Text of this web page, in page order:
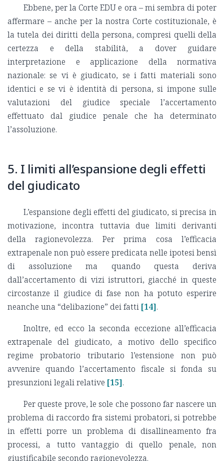
Ebbene, per la Corte EDU e ora – mi sembra di poter
affermare – anche per la nostra Corte costituzionale, è
la tutela dei diritti della persona, compresi quelli della
certezza e della stabilità, a dover guidare
interpretazione e applicazione della normativa
nazionale: se vi è giudicato, se i fatti materiali sono
identici e se vi è identità di persona, si impone sulle
valutazioni del giudice speciale l’accertamento
effettuato dal giudice penale che ha determinato
l’assoluzione.
5. I limiti all’espansione degli effetti
del giudicato
L’espansione degli effetti del giudicato, si precisa in
motivazione, incontra tuttavia due limiti derivanti
della ragionevolezza. Per prima cosa l’efficacia
extrapenale non può essere predicata nelle ipotesi bensì
di assoluzione ma quando questa deriva
dall’accertamento di vizi istruttori, giacché in queste
circostanze il giudice di fase non ha potuto esperire
neanche una “delibazione” dei fatti [14].
Inoltre, ed ecco la seconda eccezione all’efficacia
extrapenale del giudicato, a motivo dello specifico
regime probatorio tributario l’estensione non può
avvenire quando l’accertamento fiscale si fonda su
presunzioni legali relative [15].
Per queste prove, le sole che possono far nascere un
problema di raccordo fra sistemi probatori, si potrebbe
in effetti porre un problema di disallineamento fra
processi, a tutto vantaggio di quello penale, non
giustificabile secondo ragionevolezza.